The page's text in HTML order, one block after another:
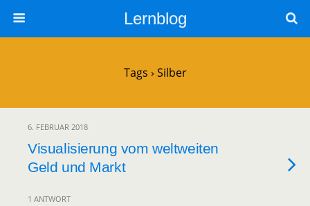
Lernblog
Tags › Silber
6. FEBRUAR 2018
Visualisierung vom weltweiten
Geld und Markt
1 ANTWORT